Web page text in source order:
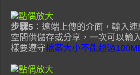
步驟5 ：遠端上傳的介面，輸入
空間供儲存或分享，一次可以輸
樣要遵守檔案大小不能超過